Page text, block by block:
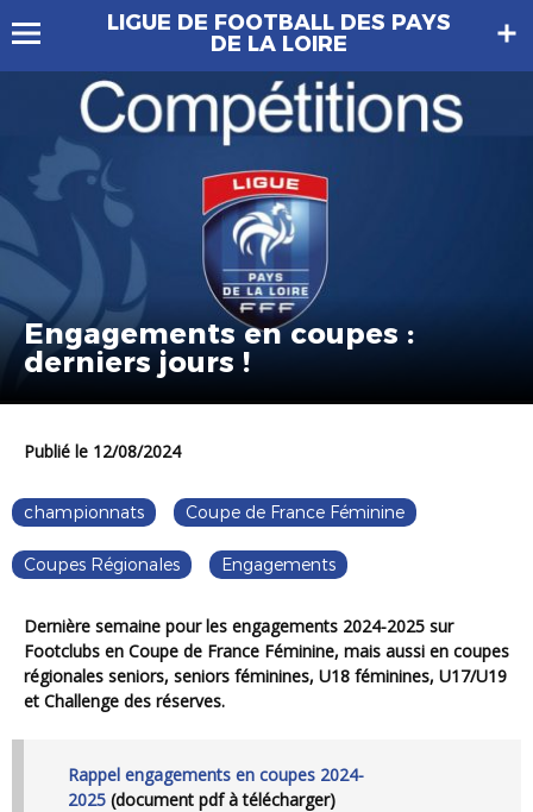
LIGUE DE FOOTBALL DES PAYS
DE LA LOIRE
Engagements en coupes :
derniers jours !
Publié le 12/08/2024
championnats Coupe de France Féminine
Coupes Régionales Engagements
Dernière semaine pour les engagements 2024-2025 sur
Footclubs en Coupe de France Féminine, mais aussi en coupes
régionales seniors, seniors féminines, U18 féminines, U17/U19
et Challenge des réserves.
Rappel engagements en coupes 2024-
2025 (document pdf à télécharger)